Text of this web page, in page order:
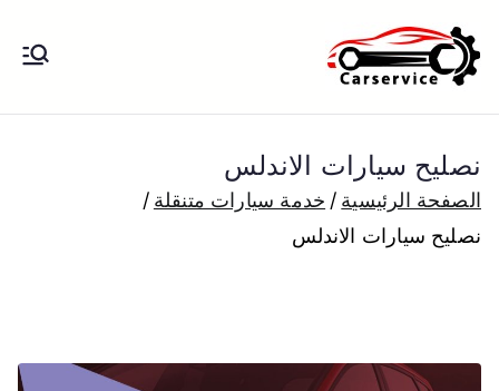
إلى
المحتوى
الكويت
بنشر متنقل الكويت كهرباء وبنشر تبديل
بارخص الاسعار
نصليح سيارات الاندلس
الصفحة الرئيسية
خدمة سيارات متنقلة
نصليح سيارات الاندلس